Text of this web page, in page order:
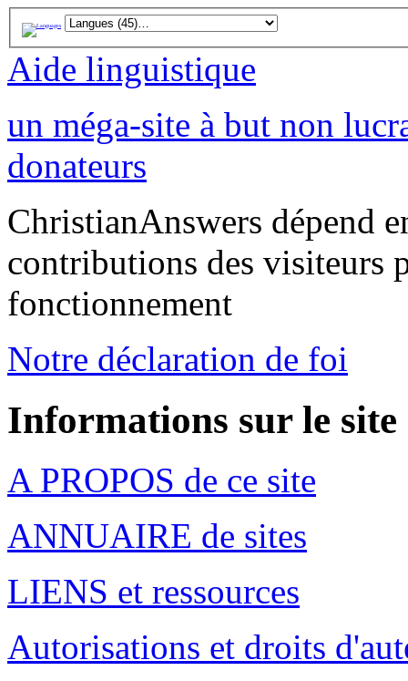
Aide linguistique
un méga-site à but non
donateurs
ChristianAnswers dépend
contributions des visiteurs
fonctionnement
Notre déclaration de foi
Informations sur le site
A PROPOS de ce site
ANNUAIRE de sites
LIENS et ressources
Autorisations et droits